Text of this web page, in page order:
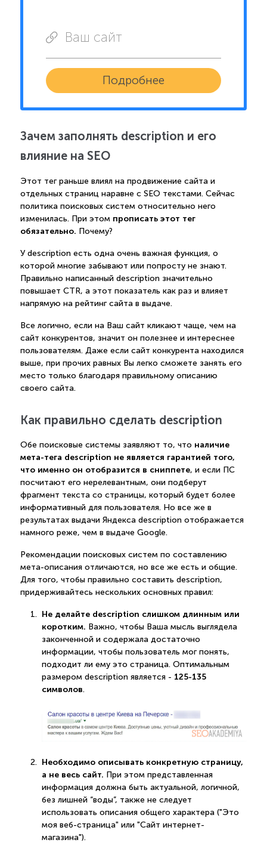
Ваш сайт
Подробнее
Зачем заполнять description и его
влияние на SEO
Этот тег раньше влиял на продвижение сайта и
отдельных страниц наравне с SEO текстами. Сейчас
политика поисковых систем относительно него
изменилась. При этом прописать этот тег
обязательно. Почему?
У description есть одна очень важная функция, о
которой многие забывают или попросту не знают.
Правильно написанный description значительно
повышает CTR, а этот показатель как раз и влияет
напрямую на рейтинг сайта в выдаче.
Все логично, если на Ваш сайт кликают чаще, чем на
сайт конкурентов, значит он полезнее и интереснее
пользователям. Даже если сайт конкурента находился
выше, при прочих равных Вы легко сможете занять его
место только благодаря правильному описанию
своего сайта.
Как правильно сделать description
Обе поисковые системы заявляют то, что наличие
мета-тега description не является гарантией того,
что именно он отобразится в сниппете, и если ПС
посчитают его нерелевантным, они подберут
фрагмент текста со страницы, который будет более
информативный для пользователя. Но все же в
результатах выдачи Яндекса description отображается
намного реже, чем в выдаче Google.
Рекомендации поисковых систем по составлению
мета-описания отличаются, но все же есть и общие.
Для того, чтобы правильно составить description,
придерживайтесь нескольких основных правил:
Не делайте description слишком длинным или
коротким. Важно, чтобы Ваша мысль выглядела
законченной и содержала достаточно
информации, чтобы пользователь мог понять,
подходит ли ему это страница. Оптимальным
размером description является - 125-135
символов.
Необходимо описывать конкретную страницу,
а не весь сайт. При этом представленная
информация должна быть актуальной, логичной,
без лишней “воды”, также не следует
использовать описания общего характера ("Это
моя веб-страница" или "Сайт интернет-
магазина").